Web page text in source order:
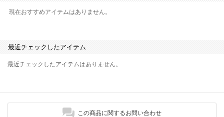
現在おすすめアイテムはありません。
最近チェックしたアイテム
最近チェックしたアイテムはありません。
この商品に関するお問い合わせ